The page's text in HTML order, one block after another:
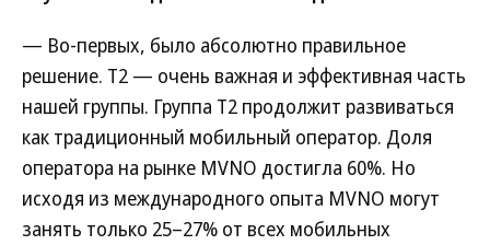
— Во-первых, было абсолютно правильное
решение. Т2 — очень важная и эффективная часть
нашей группы. Группа Т2 продолжит развиваться
как традиционный мобильный оператор. Доля
оператора на рынке MVNO достигла 60%. Но
исходя из международного опыта MVNO могут
занять только 25–27% от всех мобильных